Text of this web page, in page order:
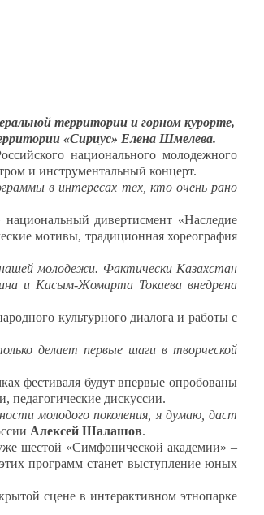
территории и горном курорте,
«Сириус» Елена Шмелева.
национального молодежного
и инструментальный концерт.
в интересах тех, кто очень рано
дивертисмент «Наследие
мотивы, традиционная хореография
молодежи. Фактически Казахстан
и Касым-Жомарта Токаева внедрена
культурного диалога и работы с
делает первые шаги в творческой
фестиваля будут впервые опробованы
педагогические дискуссии.
молодого поколения, я думаю, даст
Алексей Шалашов.
шестой «Симфонической академии» –
программ станет выступление юных
сцене в интерактивном этнопарке